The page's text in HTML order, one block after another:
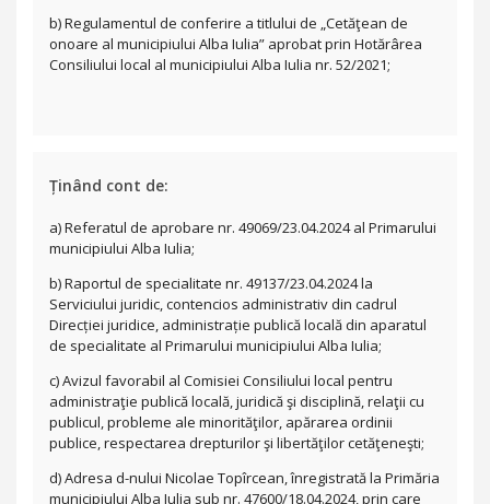
b) Regulamentul de conferire a titlului de „Cetăţean de
onoare al municipiului Alba Iulia” aprobat prin Hotărârea
Consiliului local al municipiului Alba Iulia nr. 52/2021;
Ținând cont de:
a) Referatul de aprobare nr. 49069/23.04.2024 al Primarului
municipiului Alba Iulia;
b) Raportul de specialitate nr. 49137/23.04.2024 la
Serviciului juridic, contencios administrativ din cadrul
Direcției juridice, administrație publică locală din aparatul
de specialitate al Primarului municipiului Alba Iulia;
c) Avizul favorabil al Comisiei Consiliului local pentru
administraţie publică locală, juridică şi disciplină, relaţii cu
publicul, probleme ale minorităţilor, apărarea ordinii
publice, respectarea drepturilor şi libertăţilor cetăţeneşti;
d) Adresa d-nului Nicolae Topîrcean, înregistrată la Primăria
municipiului Alba Iulia sub nr. 47600/18.04.2024, prin care